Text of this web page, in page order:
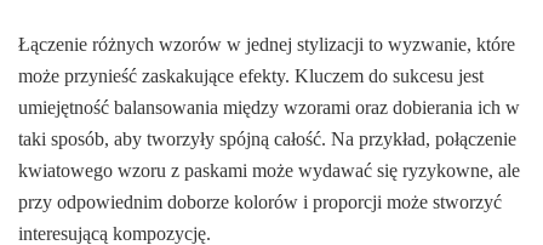
Łączenie różnych wzorów w jednej stylizacji to wyzwanie, które
może przynieść zaskakujące efekty. Kluczem do sukcesu jest
umiejętność balansowania między wzorami oraz dobierania ich w
taki sposób, aby tworzyły spójną całość. Na przykład, połączenie
kwiatowego wzoru z paskami może wydawać się ryzykowne, ale
przy odpowiednim doborze kolorów i proporcji może stworzyć
interesującą kompozycję.